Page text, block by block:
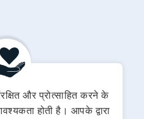
और प्रोत्साहित करने के
होती है। आपके द्वारा